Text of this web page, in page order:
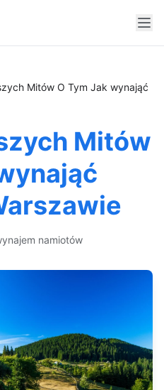
Mitów O Tym Jak wynająć
Mitów
namiotów